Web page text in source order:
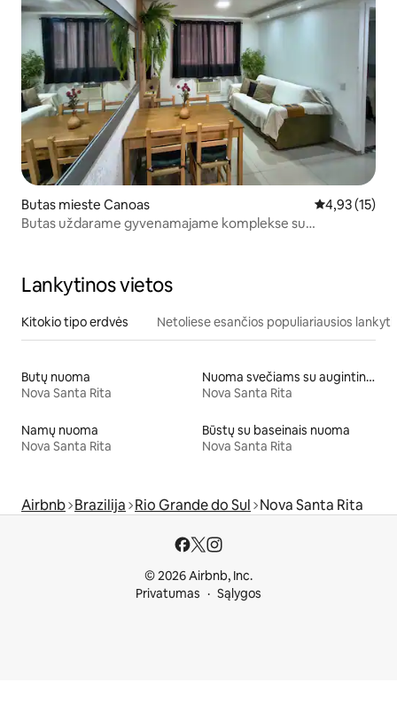
Butas mieste Canoas Vidutinis
4,93 (15)
Butas uždarame gyvenamajame komplekse su
Lankytinos vietos
Kitokio tipo erdvės Netoliese esančios populiariausios
Butų nuoma
Nova Santa Rita
Nuoma svečiams su augintiniais
Nova Santa Rita
Namų nuoma
Nova Santa Rita
Būstų su baseinais nuoma
Nova Santa Rita
Airbnb Brazilija Rio Grande do Sul Nova Santa Rita
© 2026 Airbnb, Inc.
Privatumas
Sąlygos